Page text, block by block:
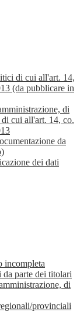
di cui all'art. 14,
(da pubblicare in
di
cui all'art. 14, co.
da
dei dati
incompleta
parte dei titolari
di
provinciali